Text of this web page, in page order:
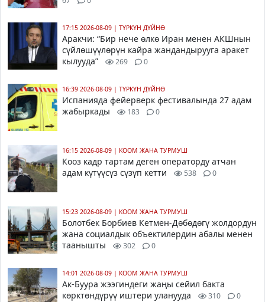
17:15 2026-08-09 | ТҮРКҮН ДҮЙНӨ
Аракчи: “Бир нече өлкө Иран менен АКШнын
сүйлөшүүлөрүн кайра жандандырууга аракет
кылууда”
269 0
16:39 2026-08-09 | ТҮРКҮН ДҮЙНӨ
Испанияда фейерверк фестивалында 27 адам
жабыркады
183 0
16:15 2026-08-09 | КООМ ЖАНА ТУРМУШ
Кооз кадр тартам деген операторду атчан
адам күтүүсүз сүзүп кетти
538 0
15:23 2026-08-09 | КООМ ЖАНА ТУРМУШ
Болотбек Борбиев Кетмен-Дөбөдөгү жолдордун
жана социалдык объектилердин абалы менен
таанышты
302 0
14:01 2026-08-09 | КООМ ЖАНА ТУРМУШ
Ак-Буура жээгиндеги жаңы сейил бакта
көрктөндүрүү иштери уланууда
310 0